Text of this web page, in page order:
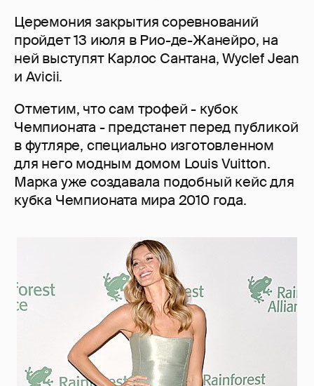
Церемония закрытия соревнований
пройдет 13 июля в Рио-де-Жанейро, на
ней выступят Карлос Сантана, Wyclef Jean
и Avicii.
Отметим, что сам трофей - кубок
Чемпионата - предстанет перед публикой
в футляре, специально изготовленном
для него модным домом Louis Vuitton.
Марка уже создавала подобный кейс для
кубка Чемпионата мира 2010 года.